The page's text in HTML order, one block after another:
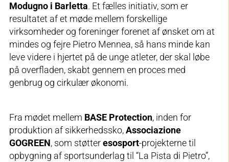
Modugno i Barletta. Et fælles initiativ, som er
resultatet af et møde mellem forskellige
virksomheder og foreninger forenet af ønsket om at
mindes og fejre Pietro Mennea, så hans minde kan
leve videre i hjertet på de unge atleter, der skal løbe
på overfladen, skabt gennem en proces med
genbrug og cirkulær økonomi.
Fra mødet mellem BASE Protection, inden for
produktion af sikkerhedssko,Associazione
GOGREEN, som støtteresosport-projekterne til
opbygning af sportsunderlag til “La Pista di Pietro”,